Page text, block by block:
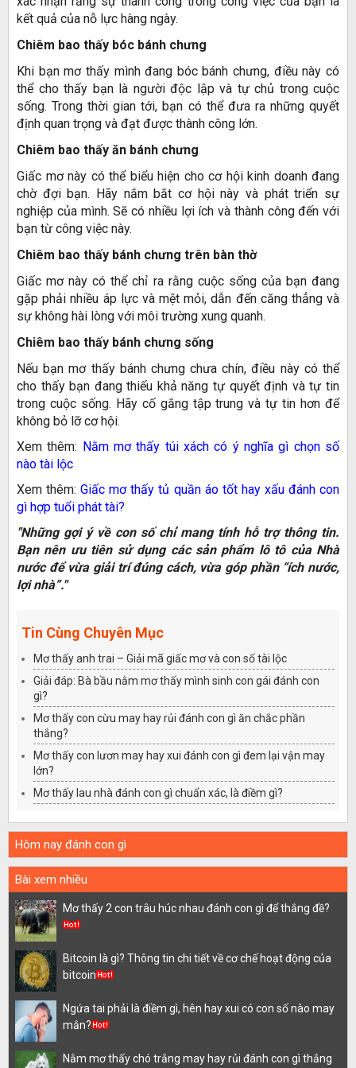
kết quả của nỗ lực hàng ngày.
Chiêm bao thấy bóc bánh chưng
Khi bạn mơ thấy mình đang bóc bánh chưng, điều này có
thể cho thấy bạn là người độc lập và tự chủ trong cuộc
sống. Trong thời gian tới, bạn có thể đưa ra những quyết
định quan trọng và đạt được thành công lớn.
Chiêm bao thấy ăn bánh chưng
Giấc mơ này có thể biểu hiện cho cơ hội kinh doanh đang
chờ đợi bạn. Hãy nắm bắt cơ hội này và phát triển sự
nghiệp của mình. Sẽ có nhiều lợi ích và thành công đến với
bạn từ công việc này.
Chiêm bao thấy bánh chưng trên bàn thờ
Giấc mơ này có thể chỉ ra rằng cuộc sống của bạn đang
gặp phải nhiều áp lực và mệt mỏi, dẫn đến căng thẳng và
sự không hài lòng với môi trường xung quanh.
Chiêm bao thấy bánh chưng sống
Nếu bạn mơ thấy bánh chưng chưa chín, điều này có thể
cho thấy bạn đang thiếu khả năng tự quyết định và tự tin
trong cuộc sống. Hãy cố gắng tập trung và tự tin hơn để
không bỏ lỡ cơ hội.
Xem thêm: Nằm mơ thấy túi xách có ý nghĩa gì chọn số
nào tài lộc
Xem thêm:Giấc mơ thấy tủ quần áo tốt hay xấu đánh con
gì hợp tuổi phát tài?
"Những gợi ý về con số chỉ mang tính hỗ trợ thông tin.
Bạn nên ưu tiên sử dụng các sản phẩm lô tô của Nhà
nước để vừa giải trí đúng cách, vừa góp phần “ích nước,
lợi nhà”."
Tin Cùng Chuyên Mục
Mơ thấy anh trai – Giải mã giấc mơ và con số tài lộc
Giải đáp: Bà bầu nằm mơ thấy mình sinh con gái đánh con
gì?
Mơ thấy con cừu may hay rủi đánh con gì ăn chắc phần
thắng?
Mơ thấy con lươn may hay xui đánh con gì đem lại vận may
lớn?
Mơ thấy lau nhà đánh con gì chuẩn xác, là điềm gì?
Hôm nay đánh con gì
Bài xem nhiều
Mơ thấy 2 con trâu húc nhau đánh con gì để thắng đề?
Bitcoin là gì? Thông tin chi tiết về cơ chế hoạt động của
bitcoin
Ngứa tai phải là điềm gì, hên hay xui có con số nào may
mắn?
Nằm mơ thấy chó trắng may hay rủi đánh con gì thắng